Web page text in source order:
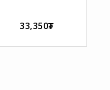
33,350₮